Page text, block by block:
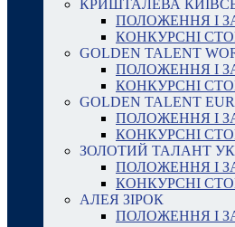
КРИШТАЛЕВА
ПОЛОЖЕННЯ І
КОНКУРСНІ
GOLDEN TALENT
ПОЛОЖЕННЯ І
КОНКУРСНІ
GOLDEN TALENT
ПОЛОЖЕННЯ І
КОНКУРСНІ
ЗОЛОТИЙ ТАЛАНТ
ПОЛОЖЕННЯ І
КОНКУРСНІ
АЛЕЯ ЗІРОК
ПОЛОЖЕННЯ І